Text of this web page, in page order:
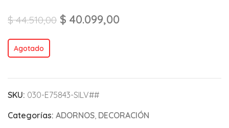
$44.510,00 $ 40.099,00
Agotado
SKU: 030-E75843-SILV##
Categorías: ADORNOS, DECORACIÓN